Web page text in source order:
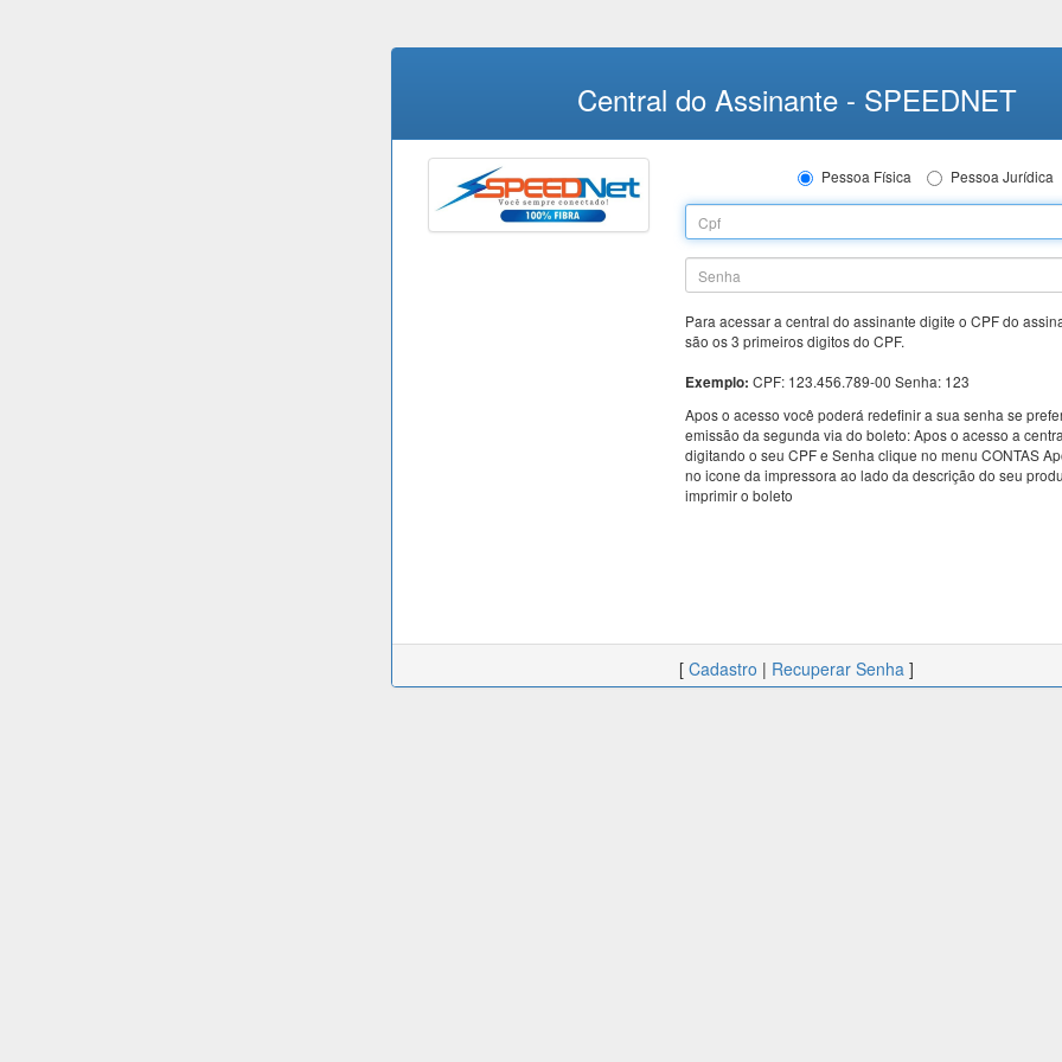
Central do Assinante - SPEEDNET
Pessoa Física Pessoa Jurídica
Para acessar a central do assinante digite o CPF do
são os 3 primeiros digitos do CPF.
Exemplo:CPF: 123.456.789-00 Senha: 123
Apos o acesso você poderá redefinir a sua senha se
emissão da segunda via do boleto: Apos o acesso a
digitando o seu CPF e Senha clique no menu CONTAS
no icone da impressora ao lado da descrição do seu
imprimir o boleto
[ Cadastro | Recuperar Senha ]